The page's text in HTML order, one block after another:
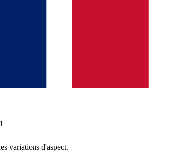
variations d'aspect.